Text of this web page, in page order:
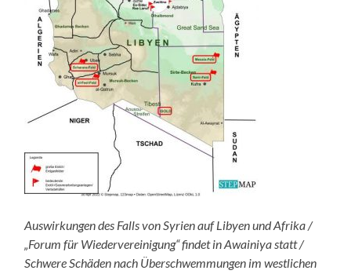
Auswirkungen des Falls von Syrien auf Libyen und Afrika /
„Forum für Wiedervereinigung“ findet in Awainiya statt /
Schwere Schäden nach Überschwemmungen im westlichen